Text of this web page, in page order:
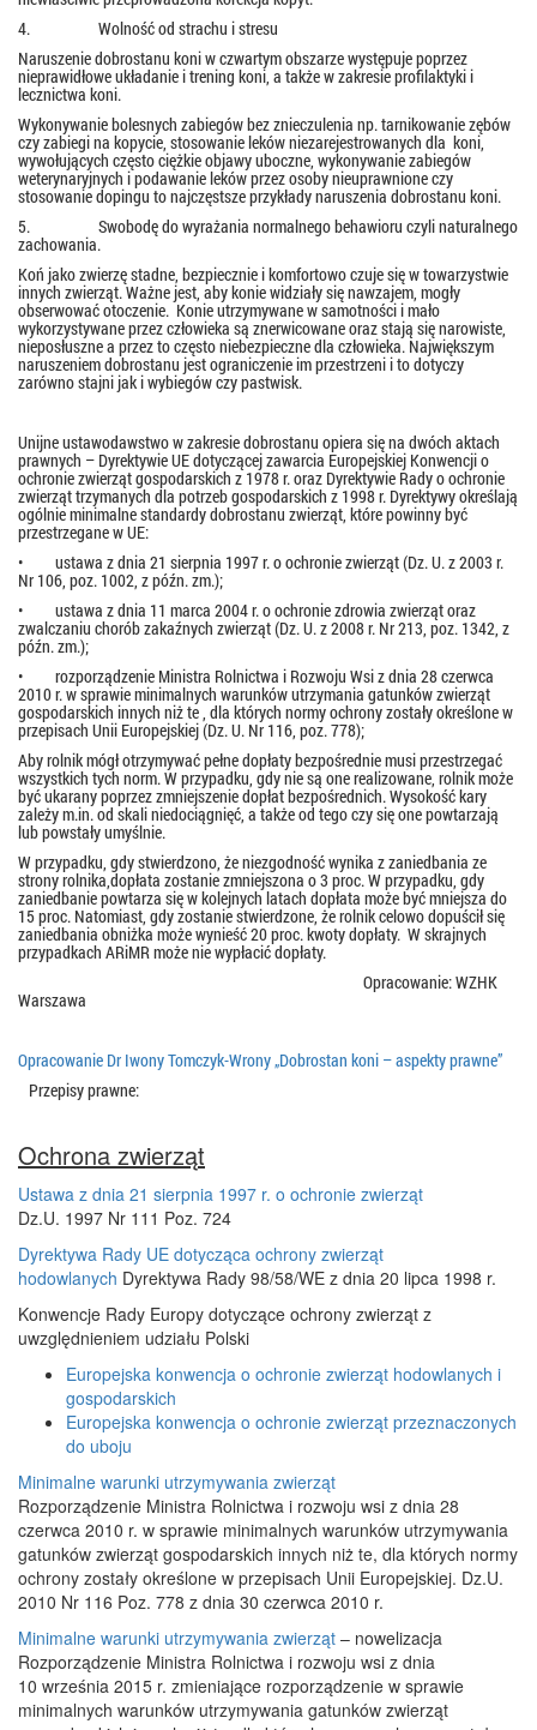
4. Wolność od strachu i stresu
Naruszenie dobrostanu koni w czwartym obszarze występuje poprzez
nieprawidłowe układanie i trening koni, a także w zakresie profilaktyki i
lecznictwa koni.
Wykonywanie bolesnych zabiegów bez znieczulenia np. tarnikowanie zębów
czy zabiegi na kopycie, stosowanie leków niezarejestrowanych dla koni,
wywołujących często ciężkie objawy uboczne, wykonywanie zabiegów
weterynaryjnych i podawanie leków przez osoby nieuprawnione czy
stosowanie dopingu to najczęstsze przykłady naruszenia dobrostanu koni.
5. Swobodę do wyrażania normalnego behawioru czyli naturalnego
zachowania.
Koń jako zwierzę stadne, bezpiecznie i komfortowo czuje się w towarzystwie
innych zwierząt. Ważne jest, aby konie widziały się nawzajem, mogły
obserwować otoczenie. Konie utrzymywane w samotności i mało
wykorzystywane przez człowieka są znerwicowane oraz stają się narowiste,
nieposłuszne a przez to często niebezpieczne dla człowieka. Największym
naruszeniem dobrostanu jest ograniczenie im przestrzeni i to dotyczy
zarówno stajni jak i wybiegów czy pastwisk.
Unijne ustawodawstwo w zakresie dobrostanu opiera się na dwóch aktach
prawnych – Dyrektywie UE dotyczącej zawarcia Europejskiej Konwencji o
ochronie zwierząt gospodarskich z 1978 r. oraz Dyrektywie Rady o ochronie
zwierząt trzymanych dla potrzeb gospodarskich z 1998 r. Dyrektywy określają
ogólnie minimalne standardy dobrostanu zwierząt, które powinny być
przestrzegane w UE:
• ustawa z dnia 21 sierpnia 1997 r. o ochronie zwierząt (Dz. U. z 2003 r.
Nr 106, poz. 1002, z późn. zm.);
• ustawa z dnia 11 marca 2004 r. o ochronie zdrowia zwierząt oraz
zwalczaniu chorób zakaźnych zwierząt (Dz. U. z 2008 r. Nr 213, poz. 1342, z
późn. zm.);
• rozporządzenie Ministra Rolnictwa i Rozwoju Wsi z dnia 28 czerwca
2010 r. w sprawie minimalnych warunków utrzymania gatunków zwierząt
gospodarskich innych niż te , dla których normy ochrony zostały określone w
przepisach Unii Europejskiej (Dz. U. Nr 116, poz. 778);
Aby rolnik mógł otrzymywać pełne dopłaty bezpośrednie musi przestrzegać
wszystkich tych norm. W przypadku, gdy nie są one realizowane, rolnik może
być ukarany poprzez zmniejszenie dopłat bezpośrednich. Wysokość kary
zależy m.in. od skali niedociągnięć, a także od tego czy się one powtarzają
lub powstały umyślnie.
W przypadku, gdy stwierdzono, że niezgodność wynika z zaniedbania ze
strony rolnika,dopłata zostanie zmniejszona o 3 proc. W przypadku, gdy
zaniedbanie powtarza się w kolejnych latach dopłata może być mniejsza do
15 proc. Natomiast, gdy zostanie stwierdzone, że rolnik celowo dopuścił się
zaniedbania obniżka może wynieść 20 proc. kwoty dopłaty. W skrajnych
przypadkach ARiMR może nie wypłacić dopłaty.
Opracowanie: WZHK
Warszawa
Opracowanie Dr Iwony Tomczyk-Wrony „Dobrostan koni – aspekty prawne”
Przepisy prawne:
Ochrona zwierząt
Ustawa z dnia 21 sierpnia 1997 r. o ochronie zwierząt
Dz.U. 1997 Nr 111 Poz. 724
Dyrektywa Rady UE dotycząca ochrony zwierząt
hodowlanych Dyrektywa Rady 98/58/WE z dnia 20 lipca 1998 r.
Konwencje Rady Europy dotyczące ochrony zwierząt z
uwzględnieniem udziału Polski
Europejska konwencja o ochronie zwierząt hodowlanych i
gospodarskich
Europejska konwencja o ochronie zwierząt przeznaczonych
do uboju
Minimalne warunki utrzymywania zwierząt
Rozporządzenie Ministra Rolnictwa i rozwoju wsi z dnia 28
czerwca 2010 r. w sprawie minimalnych warunków utrzymywania
gatunków zwierząt gospodarskich innych niż te, dla których normy
ochrony zostały określone w przepisach Unii Europejskiej. Dz.U.
2010 Nr 116 Poz. 778 z dnia 30 czerwca 2010 r.
Minimalne warunki utrzymywania zwierząt – nowelizacja
Rozporządzenie Ministra Rolnictwa i rozwoju wsi z dnia
10 września 2015 r. zmieniające rozporządzenie w sprawie
minimalnych warunków utrzymywania gatunków zwierząt